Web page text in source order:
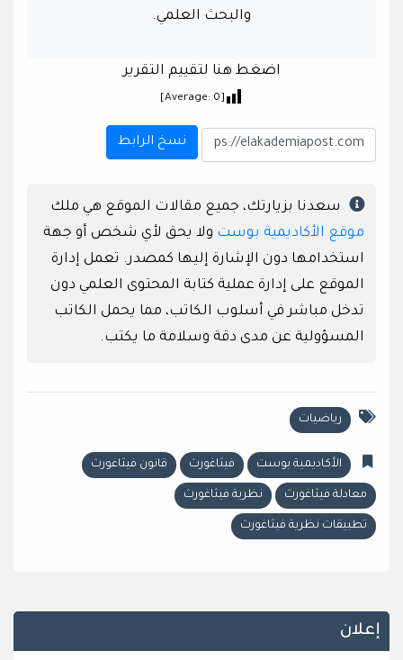
والبحث العلمي.
اضغط هنا لتقييم التقرير
[Average:
0
]
نسخ الرابط
سعدنا بزيارتك، جميع مقالات الموقع هي ملك
موقع الأكاديمية بوست ولا يحق لأي شخص أو جهة
استخدامها دون الإشارة إليها كمصدر. تعمل إدارة
الموقع على إدارة عملية كتابة المحتوى العلمي دون
تدخل مباشر في أسلوب الكاتب، مما يحمل الكاتب
المسؤولية عن مدى دقة وسلامة ما يكتب.
رياضيات
الأكاديمية بوست فيثاغورث قانون فيثاغورث
معادلة فيثاغورث نظرية فيثاغورث
تطبيقات نظرية فيثاغورث
إعلان